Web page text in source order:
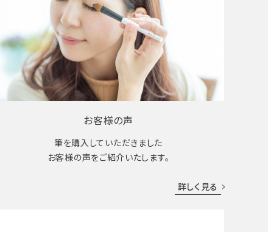
お客様の声
筆を購入していただきました
お客様の声をご紹介いたします。
詳しく見る